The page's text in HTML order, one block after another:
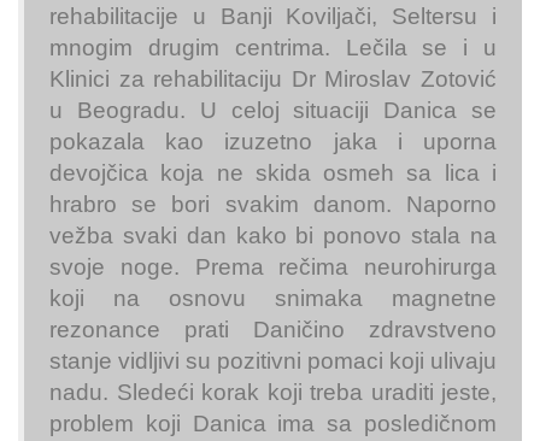
rehabilitacije u Banji Koviljači, Seltersu i
mnogim drugim centrima. Lečila se i u
Klinici za rehabilitaciju Dr Miroslav Zotović
u Beogradu. U celoj situaciji Danica se
pokazala kao izuzetno jaka i uporna
devojčica koja ne skida osmeh sa lica i
hrabro se bori svakim danom. Naporno
vežba svaki dan kako bi ponovo stala na
svoje noge. Prema rečima neurohirurga
koji na osnovu snimaka magnetne
rezonance prati Daničino zdravstveno
stanje vidljivi su pozitivni pomaci koji ulivaju
nadu. Sledeći korak koji treba uraditi jeste,
problem koji Danica ima sa posledičnom